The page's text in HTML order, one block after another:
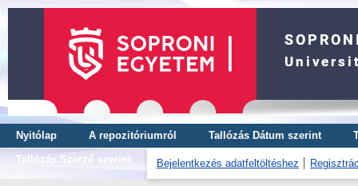
Nyitólap A repozitóriumról Tallózás Dátum szerint
Tallózás Szerző szerint
Bejelentkezés adatfeltöltéshez